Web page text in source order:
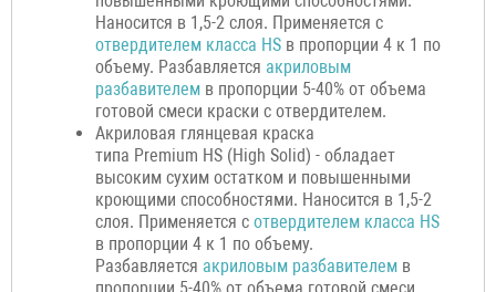
Наносится в 1,5-2 слоя. Применяется с
отвердителем класса HS в пропорции 4 к 1 по
объему. Разбавляется акриловым
разбавителем в пропорции 5-40% от объема
готовой смеси краски с отвердителем.
Акриловая глянцевая краска
типа Premium HS (High Solid) - обладает
высоким сухим остатком и повышенными
кроющими способностями. Наносится в 1,5-2
слоя. Применяется с отвердителем класса HS
в пропорции 4 к 1 по объему.
Разбавляется акриловым разбавителем в